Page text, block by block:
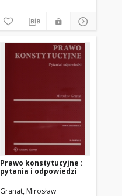
Prawo konstytucyjne :
pytania i odpowiedzi
Granat, Mirosław